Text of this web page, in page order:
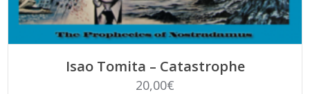
Isao Tomita – Catastrophe
20,00€